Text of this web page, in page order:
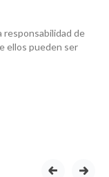
responsabilidad de
ellos pueden ser
prev next